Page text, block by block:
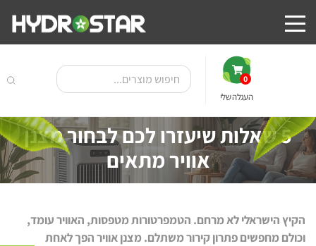
0
העגלה שלי
5 שאלות שיעזרו לכם לבחור מצנן
אוויר מתאים
הקיץ הישראלי לא מרחם. הטמפרטורות מטפסות, האוויר עומד,
וכולם מחפשים פתרון קירור משתלם. מצנן אוויר הפך לאחת